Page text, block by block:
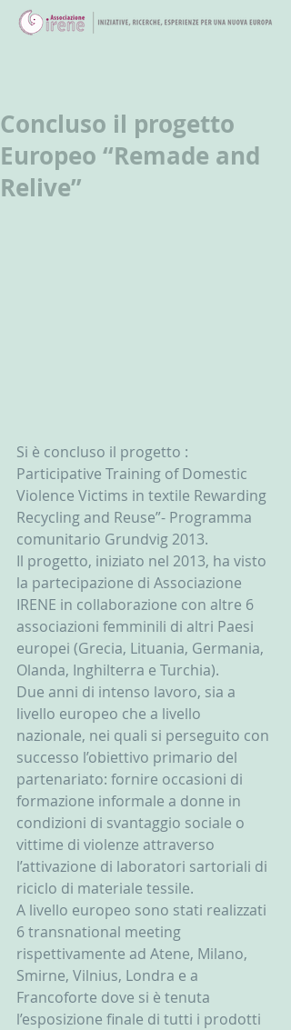
Concluso il progetto
Europeo “Remade and
Relive”
Si è concluso il progetto :
Participative Training of Domestic
Violence Victims in textile Rewarding
Recycling and Reuse”- Programma
comunitario Grundvig 2013.
Il progetto, iniziato nel 2013, ha visto
la partecipazione di Associazione
IRENE in collaborazione con altre 6
associazioni femminili di altri Paesi
europei (Grecia, Lituania, Germania,
Olanda, Inghilterra e Turchia).
Due anni di intenso lavoro, sia a
livello europeo che a livello
nazionale, nei quali si perseguito con
successo l’obiettivo primario del
partenariato: fornire occasioni di
formazione informale a donne in
condizioni di svantaggio sociale o
vittime di violenze attraverso
l’attivazione di laboratori sartoriali di
riciclo di materiale tessile.
A livello europeo sono stati realizzati
6 transnational meeting
rispettivamente ad Atene, Milano,
Smirne, Vilnius, Londra e a
Francoforte dove si è tenuta
l’esposizione finale di tutti i prodotti